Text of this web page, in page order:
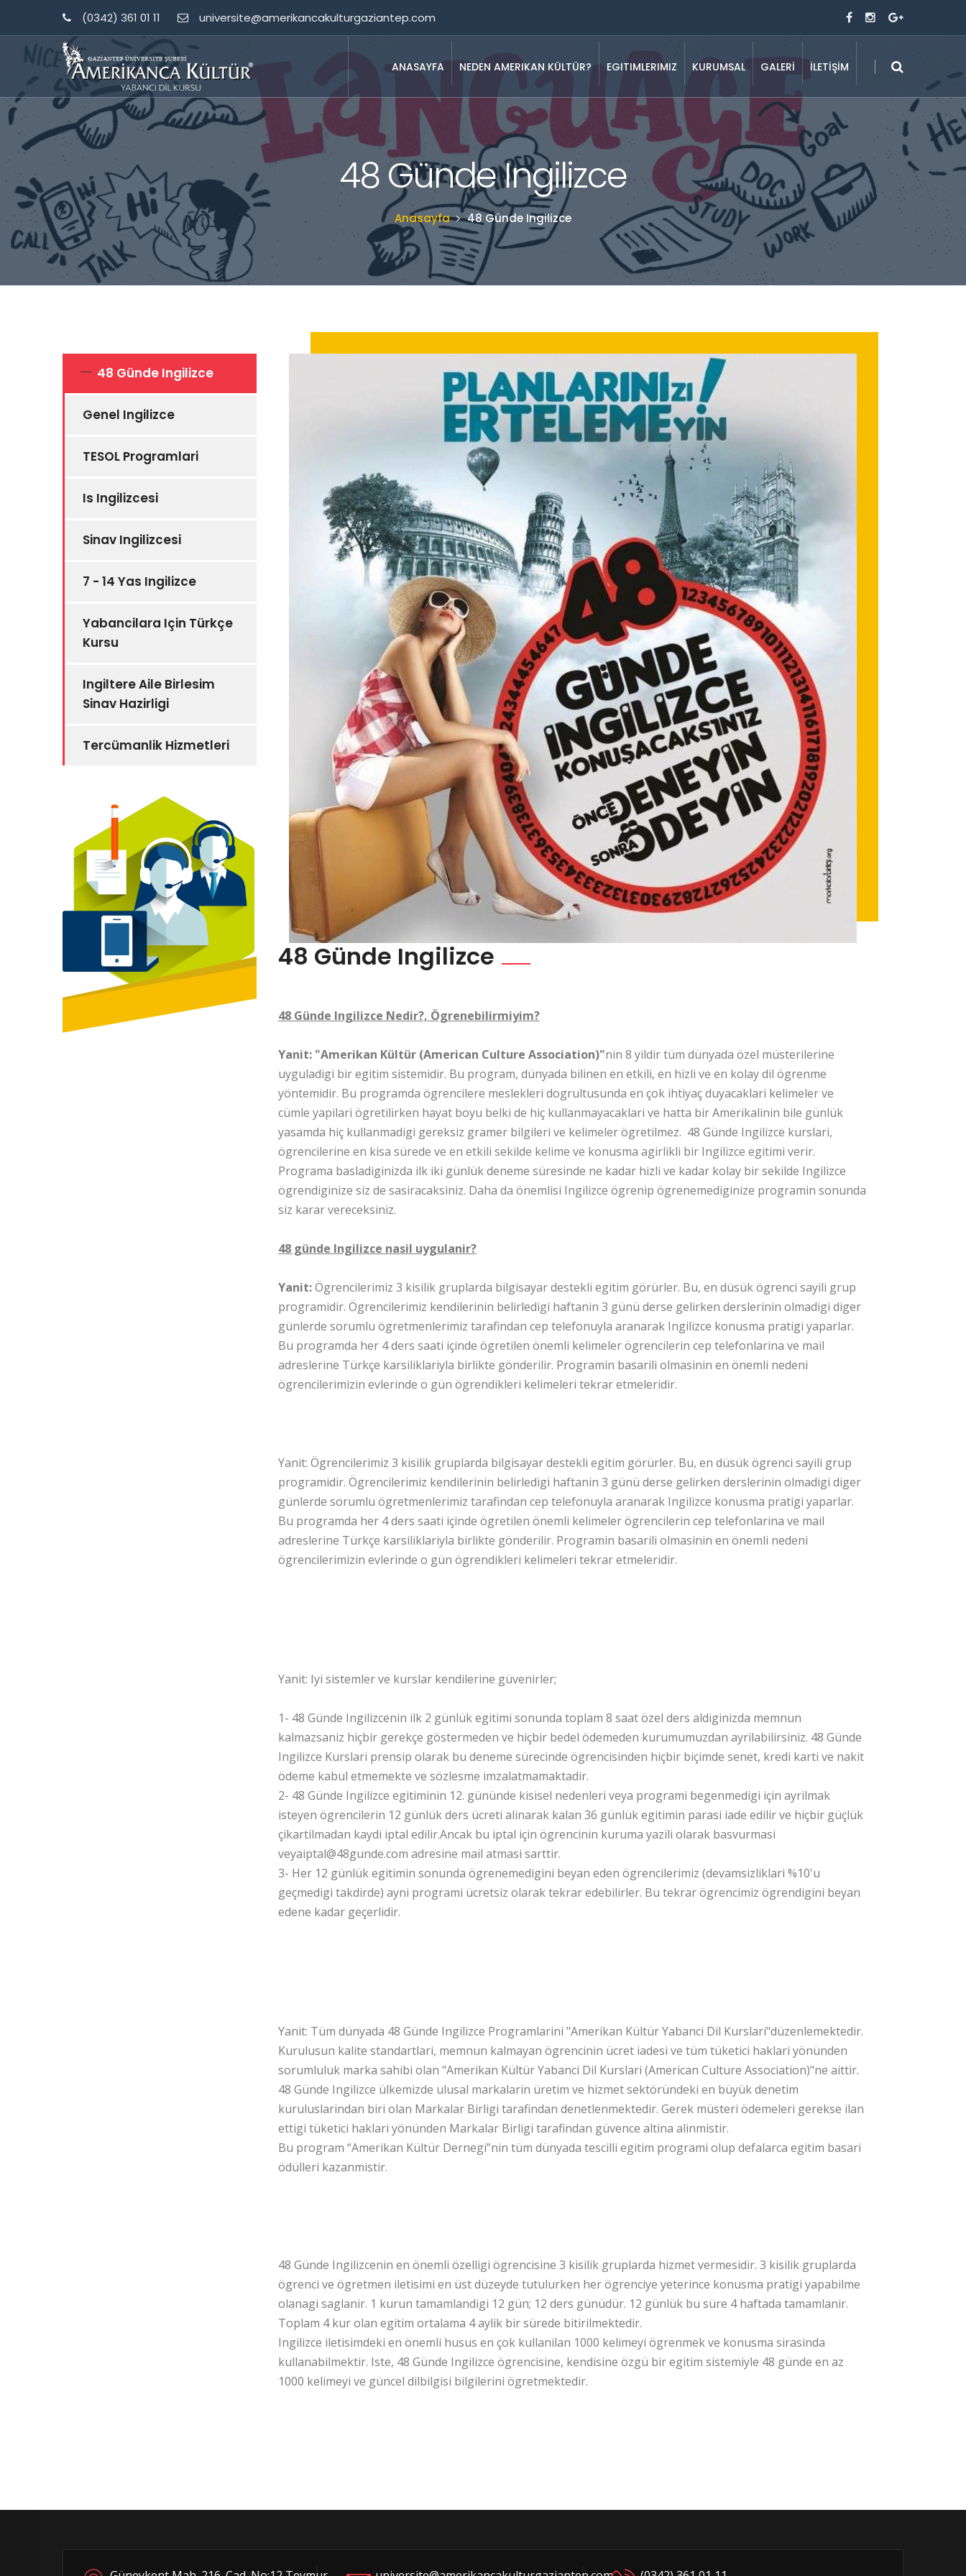
(0342) 361 01 11 universite@amerikancakulturgaziantep.com
ANASAYFA NEDEN AMERIKAN KÜLTÜR? EGITIMLERIMIZ KURUMSAL GALERİ İLETİŞİM
48 Günde Ingilizce
Anasayfa 48 Günde Ingilizce
48 Günde Ingilizce
Genel Ingilizce
TESOL Programlari
Is Ingilizcesi
Sinav Ingilizcesi
7 - 14 Yas Ingilizce
Yabancilara Için Türkçe
Kursu
Ingiltere Aile Birlesim
Sinav Hazirligi
Tercümanlik Hizmetleri
48 Günde Ingilizce
48 Günde Ingilizce Nedir?, Ögrenebilirmiyim?
Yanit: "Amerikan Kültür (American Culture Association)"nin 8 yildir tüm dünyada özel müsterilerine
uyguladigi bir egitim sistemidir. Bu program, dünyada bilinen en etkili, en hizli ve en kolay dil ögrenme
yöntemidir. Bu programda ögrencilere meslekleri dogrultusunda en çok ihtiyaç duyacaklari kelimeler ve
cümle yapilari ögretilirken hayat boyu belki de hiç kullanmayacaklari ve hatta bir Amerikalinin bile günlük
yasamda hiç kullanmadigi gereksiz gramer bilgileri ve kelimeler ögretilmez. 48 Günde Ingilizce kurslari,
ögrencilerine en kisa sürede ve en etkili sekilde kelime ve konusma agirlikli bir Ingilizce egitimi verir.
Programa basladiginizda ilk iki günlük deneme süresinde ne kadar hizli ve kadar kolay bir sekilde Ingilizce
ögrendiginize siz de sasiracaksiniz. Daha da önemlisi Ingilizce ögrenip ögrenemediginize programin sonunda
siz karar vereceksiniz.
48 günde Ingilizce nasil uygulanir?
Yanit:Ögrencilerimiz 3 kisilik gruplarda bilgisayar destekli egitim görürler. Bu, en düsük ögrenci sayili grup
programidir. Ögrencilerimiz kendilerinin belirledigi haftanin 3 günü derse gelirken derslerinin olmadigi diger
günlerde sorumlu ögretmenlerimiz tarafindan cep telefonuyla aranarak Ingilizce konusma pratigi yaparlar.
Bu programda her 4 ders saati içinde ögretilen önemli kelimeler ögrencilerin cep telefonlarina ve mail
adreslerine Türkçe karsiliklariyla birlikte gönderilir. Programin basarili olmasinin en önemli nedeni
ögrencilerimizin evlerinde o gün ögrendikleri kelimeleri tekrar etmeleridir.
Yanit: Ögrencilerimiz 3 kisilik gruplarda bilgisayar destekli egitim görürler. Bu, en düsük ögrenci sayili grup
programidir. Ögrencilerimiz kendilerinin belirledigi haftanin 3 günü derse gelirken derslerinin olmadigi diger
günlerde sorumlu ögretmenlerimiz tarafindan cep telefonuyla aranarak Ingilizce konusma pratigi yaparlar.
Bu programda her 4 ders saati içinde ögretilen önemli kelimeler ögrencilerin cep telefonlarina ve mail
adreslerine Türkçe karsiliklariyla birlikte gönderilir. Programin basarili olmasinin en önemli nedeni
ögrencilerimizin evlerinde o gün ögrendikleri kelimeleri tekrar etmeleridir.
Yanit: Iyi sistemler ve kurslar kendilerine güvenirler;
1- 48 Günde Ingilizcenin ilk 2 günlük egitimi sonunda toplam 8 saat özel ders aldiginizda memnun
kalmazsaniz hiçbir gerekçe göstermeden ve hiçbir bedel ödemeden kurumumuzdan ayrilabilirsiniz. 48 Günde
Ingilizce Kurslari prensip olarak bu deneme sürecinde ögrencisinden hiçbir biçimde senet, kredi karti ve nakit
ödeme kabul etmemekte ve sözlesme imzalatmamaktadir.
2- 48 Günde Ingilizce egitiminin 12. gününde kisisel nedenleri veya programi begenmedigi için ayrilmak
isteyen ögrencilerin 12 günlük ders ücreti alinarak kalan 36 günlük egitimin parasi iade edilir ve hiçbir güçlük
çikartilmadan kaydi iptal edilir.Ancak bu iptal için ögrencinin kuruma yazili olarak basvurmasi
veyaiptal@48gunde.com adresine mail atmasi sarttir.
3- Her 12 günlük egitimin sonunda ögrenemedigini beyan eden ögrencilerimiz (devamsizliklari %10'u
geçmedigi takdirde) ayni programi ücretsiz olarak tekrar edebilirler. Bu tekrar ögrencimiz ögrendigini beyan
edene kadar geçerlidir.
Yanit: Tüm dünyada 48 Günde Ingilizce Programlarini "Amerikan Kültür Yabanci Dil Kurslari"düzenlemektedir.
Kurulusun kalite standartlari, memnun kalmayan ögrencinin ücret iadesi ve tüm tüketici haklari yönünden
sorumluluk marka sahibi olan "Amerikan Kültür Yabanci Dil Kurslari (American Culture Association)"ne aittir.
48 Günde Ingilizce ülkemizde ulusal markalarin üretim ve hizmet sektöründeki en büyük denetim
kuruluslarindan biri olan Markalar Birligi tarafindan denetlenmektedir. Gerek müsteri ödemeleri gerekse ilan
ettigi tüketici haklari yönünden Markalar Birligi tarafindan güvence altina alinmistir.
Bu program “Amerikan Kültür Dernegi”nin tüm dünyada tescilli egitim programi olup defalarca egitim basari
ödülleri kazanmistir.
48 Günde Ingilizcenin en önemli özelligi ögrencisine 3 kisilik gruplarda hizmet vermesidir. 3 kisilik gruplarda
ögrenci ve ögretmen iletisimi en üst düzeyde tutulurken her ögrenciye yeterince konusma pratigi yapabilme
olanagi saglanir. 1 kurun tamamlandigi 12 gün; 12 ders günüdür. 12 günlük bu süre 4 haftada tamamlanir.
Toplam 4 kur olan egitim ortalama 4 aylik bir sürede bitirilmektedir.
Ingilizce iletisimdeki en önemli husus en çok kullanilan 1000 kelimeyi ögrenmek ve konusma sirasinda
kullanabilmektir. Iste, 48 Günde Ingilizce ögrencisine, kendisine özgü bir egitim sistemiyle 48 günde en az
1000 kelimeyi ve güncel dilbilgisi bilgilerini ögretmektedir.